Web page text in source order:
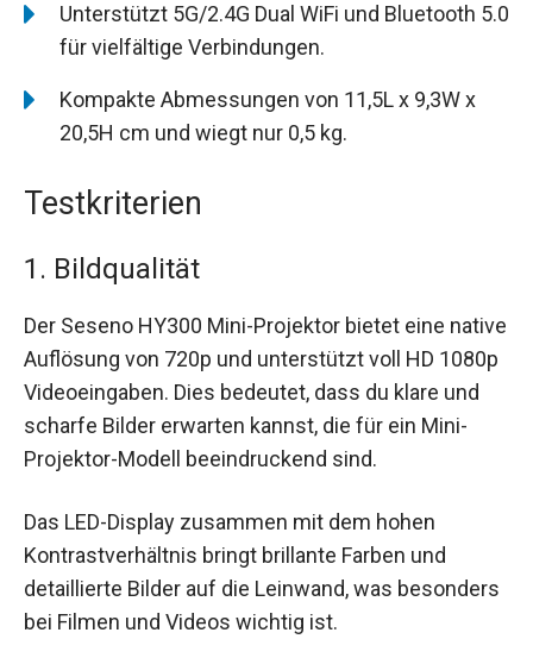
Unterstützt 5G/2.4G Dual WiFi und Bluetooth 5.0
für vielfältige Verbindungen.
Kompakte Abmessungen von 11,5L x 9,3W x
20,5H cm und wiegt nur 0,5 kg.
Testkriterien
1. Bildqualität
Der Seseno HY300 Mini-Projektor bietet eine native
Auflösung von 720p und unterstützt voll HD 1080p
Videoeingaben. Dies bedeutet, dass du klare und
scharfe Bilder erwarten kannst, die für ein Mini-
Projektor-Modell beeindruckend sind.
Das LED-Display zusammen mit dem hohen
Kontrastverhältnis bringt brillante Farben und
detaillierte Bilder auf die Leinwand, was besonders
bei Filmen und Videos wichtig ist.